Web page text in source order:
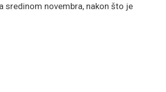
sredinom novembra, nakon što je